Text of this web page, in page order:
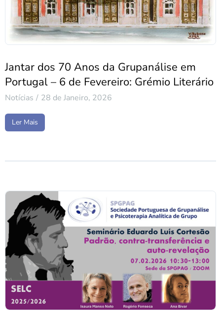
Jantar dos 70 Anos da Grupanálise em
Portugal – 6 de Fevereiro: Grémio Literário
Notícias 28 de Janeiro, 2026
Ler Mais